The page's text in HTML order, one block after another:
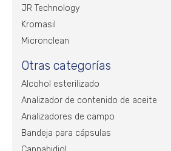
JR Technology
Kromasil
Micronclean
Otras categorías
Alcohol esterilizado
Analizador de contenido de aceite
Analizadores de campo
Bandeja para cápsulas